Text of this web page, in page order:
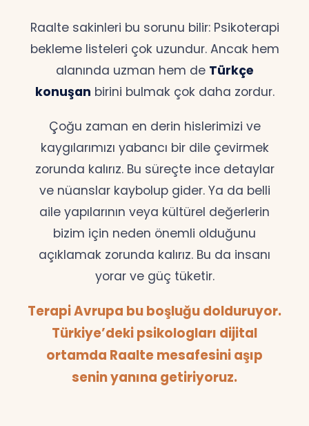
Raalte sakinleri bu sorunu bilir: Psikoterapi
bekleme listeleri çok uzundur. Ancak hem
alanında uzman hem de Türkçe
konuşan birini bulmak çok daha zordur.
Çoğu zaman en derin hislerimizi ve
kaygılarımızı yabancı bir dile çevirmek
zorunda kalırız. Bu süreçte ince detaylar
ve nüanslar kaybolup gider. Ya da belli
aile yapılarının veya kültürel değerlerin
bizim için neden önemli olduğunu
açıklamak zorunda kalırız. Bu da insanı
yorar ve güç tüketir.
Terapi Avrupa bu boşluğu dolduruyor.
Türkiye’deki psikologları dijital
ortamda Raalte mesafesini aşıp
senin yanına getiriyoruz.